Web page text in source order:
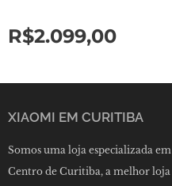
R$2.099,00
XIAOMI EM CURITIBA
Somos uma loja especializada
Centro de Curitiba, a melhor